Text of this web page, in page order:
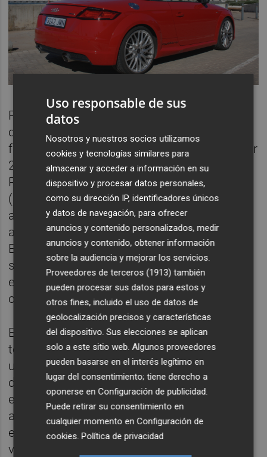
Por otro lado, el
destaca evidentemente por la potencia y
fuerza que atesora su motorización. El motor
2.0 TFSI S tronic quattro del Audi TT
Roadster genera una potencia de 230 CV
(169 kW), lo que permite que el coche
acelere de 0 a 100 km/h en 5,6 segundos y
alcance una velocidad máxima de 250 km/h.
Estas cualidades proporcionan una
sensación única pero brilla todavía más
especialmente los días que acompaña la
climatología.
En lo que concierne a la habitáculo, la
tecnología delAudi Virtual Cockpitreúne
una atmósfera sobresaliente. El conductor
decide cómo debe presentar la información
el cuadro de mandos (una pantalla LCD de
alta resolución de 12,3 pulgadas): mediante
esferas redondas clásicas o a través de
vistas futuristas en pantalla completa.
Uso responsable de sus
datos
Nosotros y nuestros socios utilizamos
cookies y tecnologías similares para
almacenar y acceder a información en su
dispositivo y procesar datos personales,
como su dirección IP, identificadores únicos
y datos de navegación, para ofrecer
anuncios y contenido personalizados, medir
anuncios y contenido, obtener información
sobre la audiencia y mejorar los servicios.
Proveedores de terceros (1913) también
pueden procesar sus datos para estos y
otros fines, incluido el uso de datos de
geolocalización precisos y características
del dispositivo. Sus elecciones se aplican
solo a este sitio web. Algunos proveedores
pueden basarse en el interés legítimo en
lugar del consentimiento; tiene derecho a
oponerse enConfiguración de publicidad.
Puede retirar su consentimiento en
cualquier momento enConfiguración de
cookies.Política de privacidad